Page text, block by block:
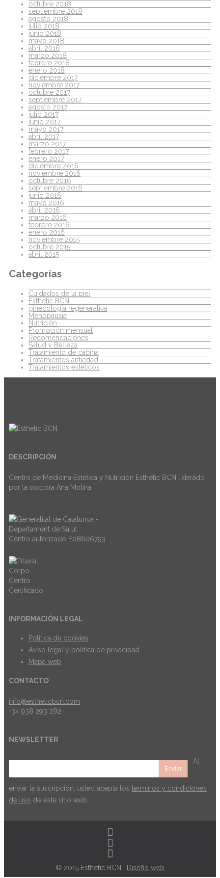
octubre 2018
septiembre 2018
agosto 2018
julio 2018
junio 2018
mayo 2018
abril 2018
marzo 2018
febrero 2018
enero 2018
diciembre 2017
noviembre 2017
octubre 2017
septiembre 2017
agosto 2017
julio 2017
junio 2017
mayo 2017
abril 2017
marzo 2017
febrero 2017
enero 2017
diciembre 2016
noviembre 2016
octubre 2016
septiembre 2016
junio 2016
mayo 2016
abril 2016
marzo 2016
febrero 2016
enero 2016
noviembre 2015
octubre 2015
abril 2015
Categorías
Cuidados de la piel
Esthetic BCN
ginecología regenerativa
Menopausia
Nutrición
Promoción mensual
Recomendaciones
Salud y Belleza
Tratamiento de cabina
Tratamientos antiedad
Tratamientos estéticos
DESCRIPCIÓN
Centro de Medicina Estética y Nutrición Esthetic BCN liderado
por la doctora Ana Molina.
Centro autorizado E08606793
INFORMACIÓN LEGAL
Politica de cookies
Aviso legal y política de privacidad
Mapa web
CONTACTO
info@estheticbcn.com
+34 938 293 282
NEWSLETTER
Al
enviar la suscripción, usted acepta los terminos y condiciones
de uso de este sitio web.
© 2015 Esthetic BCN | Diseño web